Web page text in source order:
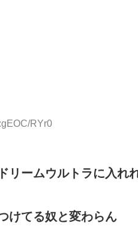
RYr0
リームウルトラに入れ
けてる奴と変わらん